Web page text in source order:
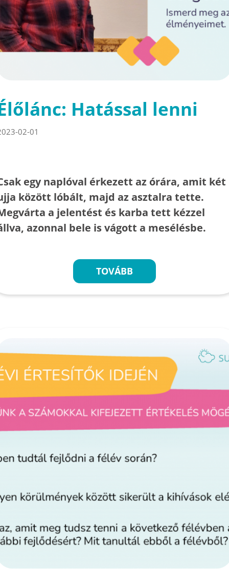
Hatással lenni
02-01
egy naplóval érkezett az órára, amit két
között lóbált, majd az asztalra tette.
a jelentést és karba tett kézzel
azonnal bele is vágott a mesélésbe.
TOVÁBB